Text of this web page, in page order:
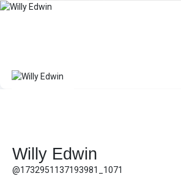
Willy Edwin
@1732951137193981_1071